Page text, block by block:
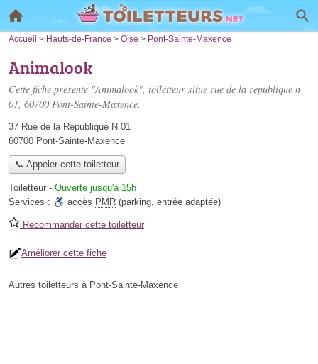
Accueil > Hauts-de-France > Oise > Pont-Sainte-Maxence
Animalook
Cette fiche présente "Animalook", toiletteur situé rue de la republique n
01, 60700 Pont-Sainte-Maxence.
37 Rue de la Republique N 01
60700 Pont-Sainte-Maxence
📞 Appeler cette toiletteur
Toiletteur - Ouverte jusqu'à 15h
Services :
accès PMR (parking, entrée adaptée)
Recommander cette toiletteur
Améliorer cette fiche
Autres toiletteurs à Pont-Sainte-Maxence